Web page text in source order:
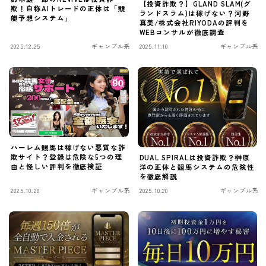
欺！自称AIトレードの正体は「競
艇予想システム」
2025.12.25 ギャンブル系
【投資詐欺？】GLAND SLAM(グ
ランドスラム)は稼げない？河野
真美/株式会社RIYODAの評判を
WEBコンサルが徹底調査
2025.11.10 ギャンブル系
ハーレム競馬は稼げない悪質な詐
欺サイト？登録は危険な5つの理
由と怪しい評判を徹底検証
2025.10.28 ギャンブル系
DUAL SPIRALは投資詐欺？榊原
洋の正体と競馬システムの危険性
を徹底解説
2025.10.20 ギャンブル系